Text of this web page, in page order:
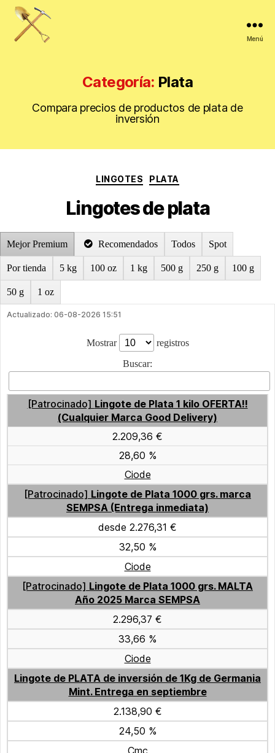
Menú
Categoría: Plata
Compara precios de productos de plata de
inversión
Categorías
LINGOTES PLATA
Lingotes de plata
Mejor Premium Recomendados Todos Spot
Por tienda 5 kg 100 oz 1 kg 500 g 250 g 100 g
50 g 1 oz
Actualizado: 06-08-2026 15:51
Mostrar
registros
Buscar:
[Patrocinado] Lingote de Plata 1 kilo OFERTA!!
(Cualquier Marca Good Delivery)
2.209,36 €
28,60 %
Ciode
[Patrocinado] Lingote de Plata 1000 grs. marca
SEMPSA (Entrega inmediata)
desde 2.276,31 €
32,50 %
Ciode
[Patrocinado] Lingote de Plata 1000 grs. MALTA
Año 2025 Marca SEMPSA
2.296,37 €
33,66 %
Ciode
Lingote de PLATA de inversión de 1Kg de Germania
Mint. Entrega en septiembre
2.138,90 €
24,50 %
Cmc